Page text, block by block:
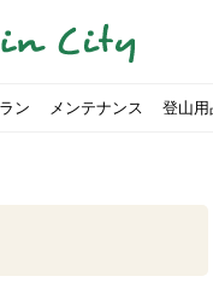
ン メンテナンス 登山